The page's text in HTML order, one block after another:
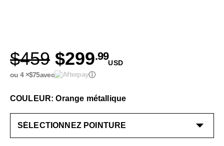
$459 $299.99
USD
ou 4 ×$75avec ⓘ
COULEUR: Orange métallique